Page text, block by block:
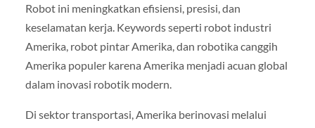
Robot ini meningkatkan efisiensi, presisi, dan
keselamatan kerja. Keywords seperti robot industri
Amerika, robot pintar Amerika, dan robotika canggih
Amerika populer karena Amerika menjadi acuan global
dalam inovasi robotik modern.
Di sektor transportasi, Amerika berinovasi melalui